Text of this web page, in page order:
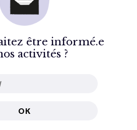
être informé.e
activités ?